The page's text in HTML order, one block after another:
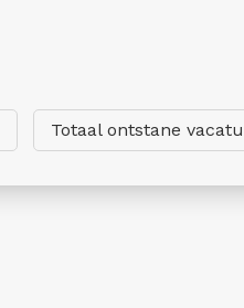
Totaal ontstane